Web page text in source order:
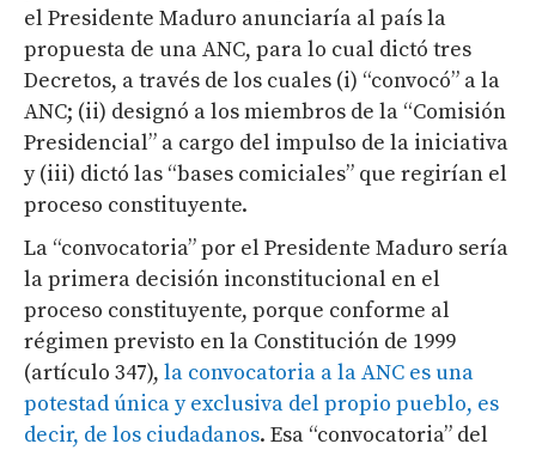
el Presidente Maduro anunciaría al país la
propuesta de una ANC, para lo cual dictó tres
Decretos, a través de los cuales (i) “convocó” a la
ANC; (ii) designó a los miembros de la “Comisión
Presidencial” a cargo del impulso de la iniciativa
y (iii) dictó las “bases comiciales” que regirían el
proceso constituyente.
La “convocatoria” por el Presidente Maduro sería
la primera decisión inconstitucional en el
proceso constituyente, porque conforme al
régimen previsto en la Constitución de 1999
(artículo 347), la convocatoria a la ANC es una
potestad única y exclusiva del propio pueblo, es
decir, de los ciudadanos. Esa “convocatoria” del